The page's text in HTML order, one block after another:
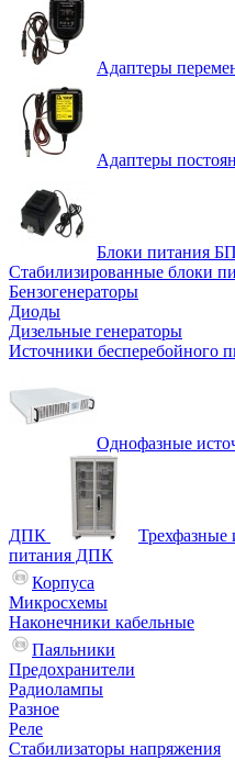
Адаптеры
Адаптеры
Блоки питания
Стабилизированные блоки
Бензогенераторы
Диоды
Дизельные генераторы
Источники бесперебойного
Однофазные
ДПК
Трехфазные
питания ДПК
Корпуса
Микросхемы
Наконечники кабельные
Паяльники
Предохранители
Радиолампы
Разное
Реле
Стабилизаторы напряжения